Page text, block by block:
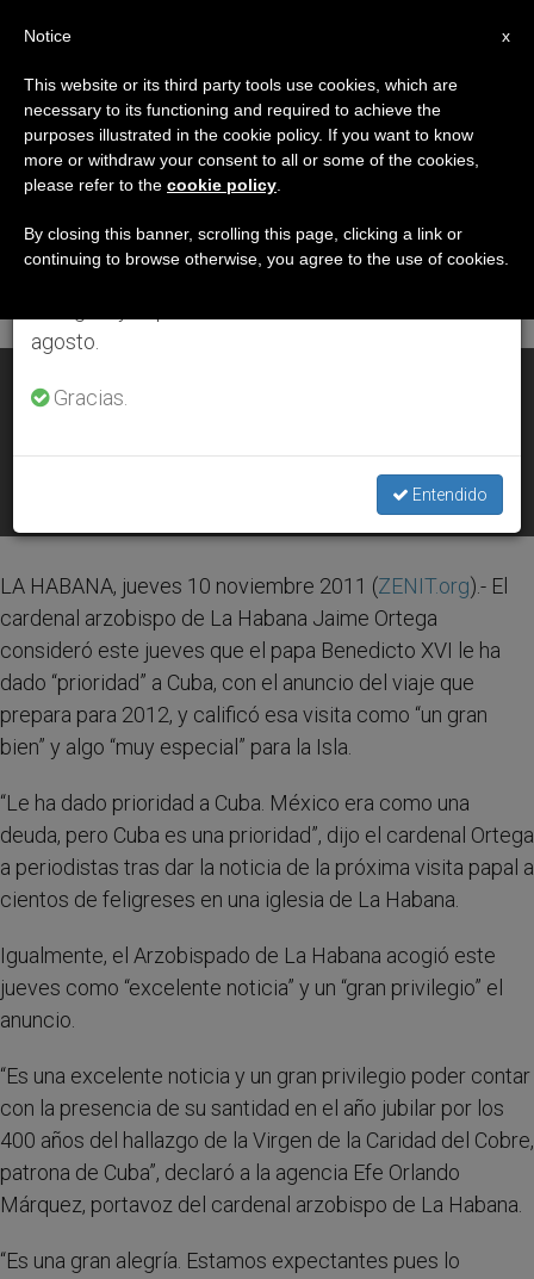
DÍA
Noviembre 10th, 2011
ÚLTIMAS NOTICIAS
NOV 10, 2011 00:00
LA HABANA, jueves 10 noviembre 2011 (ZENIT.org).- El
cardenal arzobispo de La Habana Jaime Ortega
consideró este jueves que el papa Benedicto XVI le ha
dado “prioridad” a Cuba, con el anuncio del viaje que
prepara para 2012, y calificó esa visita como “un gran
bien” y algo “muy especial” para la Isla.
“Le ha dado prioridad a Cuba. México era como una
deuda, pero Cuba es una prioridad”, dijo el cardenal Ortega
a periodistas tras dar la noticia de la próxima visita papal a
cientos de feligreses en una iglesia de La Habana.
Igualmente, el Arzobispado de La Habana acogió este
jueves como “excelente noticia” y un “gran privilegio” el
anuncio.
“Es una excelente noticia y un gran privilegio poder contar
con la presencia de su santidad en el año jubilar por los
400 años del hallazgo de la Virgen de la Caridad del Cobre,
patrona de Cuba”, declaró a la agencia Efe Orlando
Márquez, portavoz del cardenal arzobispo de La Habana.
“Es una gran alegría. Estamos expectantes pues lo
×
Aviso importante
Del 27 de julio al 7 de agosto haremos la pausa
anual, aprovechando que en el periodo de verano
se generan menos informaciones y también el
agosto.
Gracias.
Entendido
x
Notice
This website or its third party tools use cookies, which are
necessary to its functioning and required to achieve the
purposes illustrated in the cookie policy. If you want to know
more or withdraw your consent to all or some of the cookies,
please refer to the cookie policy
By closing this banner, scrolling this page, clicking a link or
continuing to browse otherwise, you agree to the use of cookies.